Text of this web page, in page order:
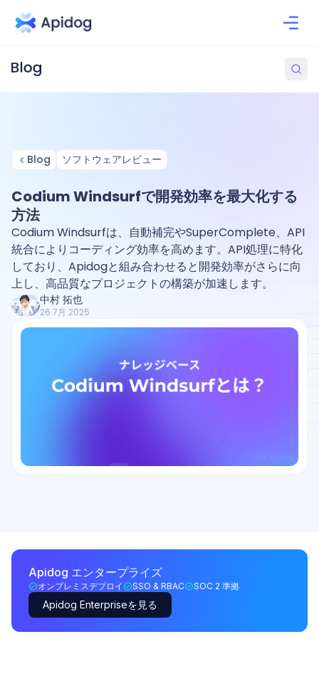
Blog ソフトウェアレビュー
Codium Windsurfで開発効率を最大化する
方法
Codium Windsurfは、自動補完やSuperComplete、API
統合によりコーディング効率を高めます。API処理に特化
しており、Apidogと組み合わせると開発効率がさらに向
上し、高品質なプロジェクトの構築が加速します。
中村 拓也
26 7月 2025
Apidog エンタープライズ
オンプレミスデプロイ SSO & RBAC SOC 2 準拠
Apidog Enterpriseを見る